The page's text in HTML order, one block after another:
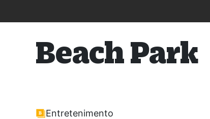
Beach Park
Entretenimento